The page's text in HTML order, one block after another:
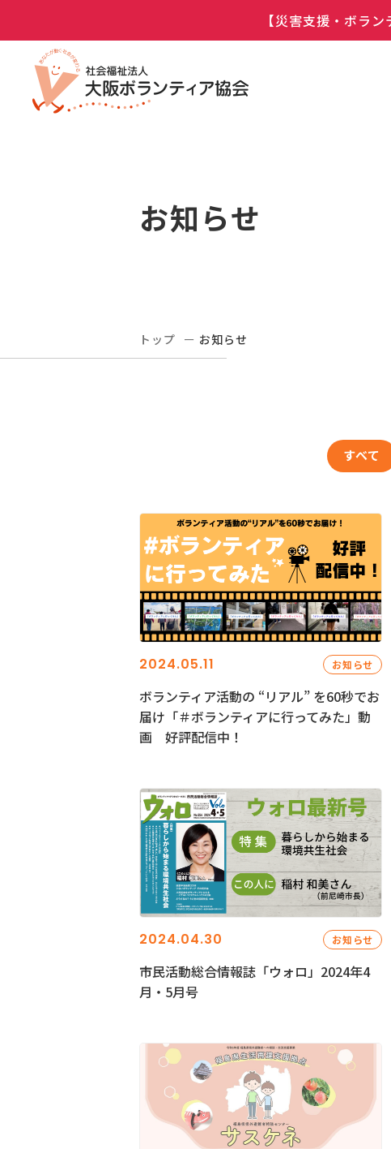
【災害支援・ボラ
お知らせ
トップ お知らせ
すべて
2024.05.11 お知らせ
ボランティア活動の “リアル” を60秒でお
届け「＃ボランティアに行ってみた」動
画 好評配信中！
2024.04.30 お知らせ
市民活動総合情報誌「ウォロ」2024年4
月・5月号